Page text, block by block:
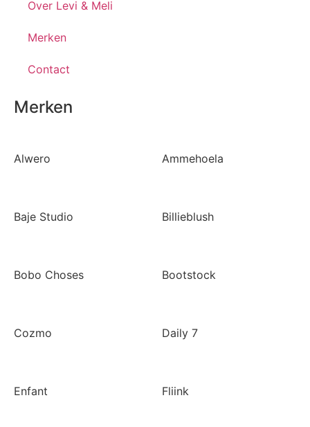
Over Levi & Meli
Merken
Contact
Merken
Alwero Ammehoela
Baje Studio Billieblush
Bobo Choses Bootstock
Cozmo Daily 7
Enfant Fliink